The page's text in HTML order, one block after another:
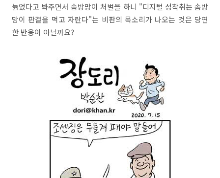
늙었다고 봐주면서 솜방망이 처벌을 하니 "디지털 성착취는 솜방
망이 판결을 먹고 자란다"는 비판의 목소리가 나오는 것은 당연
한 반응이 아닐까요?